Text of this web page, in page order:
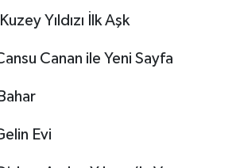
Yıldızı İlk Aşk
Canan ile Yeni Sayfa
Evi